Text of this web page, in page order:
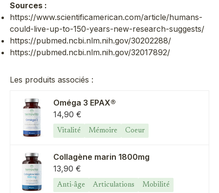
Sources :
https://www.scientificamerican.com/article/humans-
could-live-up-to-150-years-new-research-suggests/
https://pubmed.ncbi.nlm.nih.gov/30202288/
https://pubmed.ncbi.nlm.nih.gov/32017892/
Les produits associés :
Oméga 3 EPAX®
Prix de vente
14,90 €
Vitalité Mémoire Coeur
Collagène marin 1800mg
Prix de vente
13,90 €
Anti-âge Articulations Mobilité